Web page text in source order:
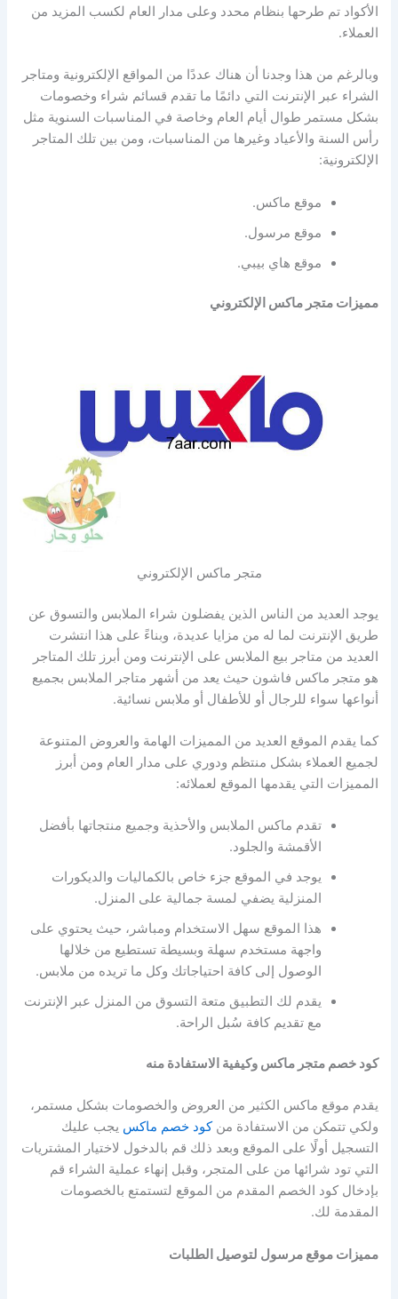
الأكواد تم طرحها بنظام محدد وعلى مدار العام لكسب المزيد من
العملاء.
وبالرغم من هذا وجدنا أن هناك عددًا من المواقع الإلكترونية ومتاجر
الشراء عبر الإنترنت التي دائمًا ما تقدم قسائم شراء وخصومات
بشكل مستمر طوال أيام العام وخاصة في المناسبات السنوية مثل
رأس السنة والأعياد وغيرها من المناسبات، ومن بين تلك المتاجر
الإلكترونية:
موقع ماكس.
موقع مرسول.
موقع هاي بيبي.
مميزات متجر ماكس الإلكتروني
متجر ماكس الإلكتروني
يوجد العديد من الناس الذين يفضلون شراء الملابس والتسوق عن
طريق الإنترنت لما له من مزايا عديدة، وبناءً على هذا انتشرت
العديد من متاجر بيع الملابس على الإنترنت ومن أبرز تلك المتاجر
هو متجر ماكس فاشون حيث يعد من أشهر متاجر الملابس بجميع
أنواعها سواء للرجال أو للأطفال أو ملابس نسائية.
كما يقدم الموقع العديد من المميزات الهامة والعروض المتنوعة
لجميع العملاء بشكل منتظم ودوري على مدار العام ومن أبرز
المميزات التي يقدمها الموقع لعملائه:
تقدم ماكس الملابس والأحذية وجميع منتجاتها بأفضل
الأقمشة والجلود.
يوجد في الموقع جزء خاص بالكماليات والديكورات
المنزلية يضفي لمسة جمالية على المنزل.
هذا الموقع سهل الاستخدام ومباشر، حيث يحتوي على
واجهة مستخدم سهلة وبسيطة تستطيع من خلالها
الوصول إلى كافة احتياجاتك وكل ما تريده من ملابس.
يقدم لك التطبيق متعة التسوق من المنزل عبر الإنترنت
مع تقديم كافة سُبل الراحة.
كود خصم متجر ماكس وكيفية الاستفادة منه
يقدم موقع ماكس الكثير من العروض والخصومات بشكل مستمر،
ولكي تتمكن من الاستفادة منكود خصم ماكس يجب عليك
التسجيل أولًا على الموقع وبعد ذلك قم بالدخول لاختيار المشتريات
التي تود شرائها من على المتجر، وقبل إنهاء عملية الشراء قم
بإدخال كود الخصم المقدم من الموقع لتستمتع بالخصومات
المقدمة لك.
مميزات موقع مرسول لتوصيل الطلبات